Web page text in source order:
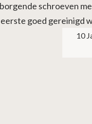
schroeven
goed gereinigd
10